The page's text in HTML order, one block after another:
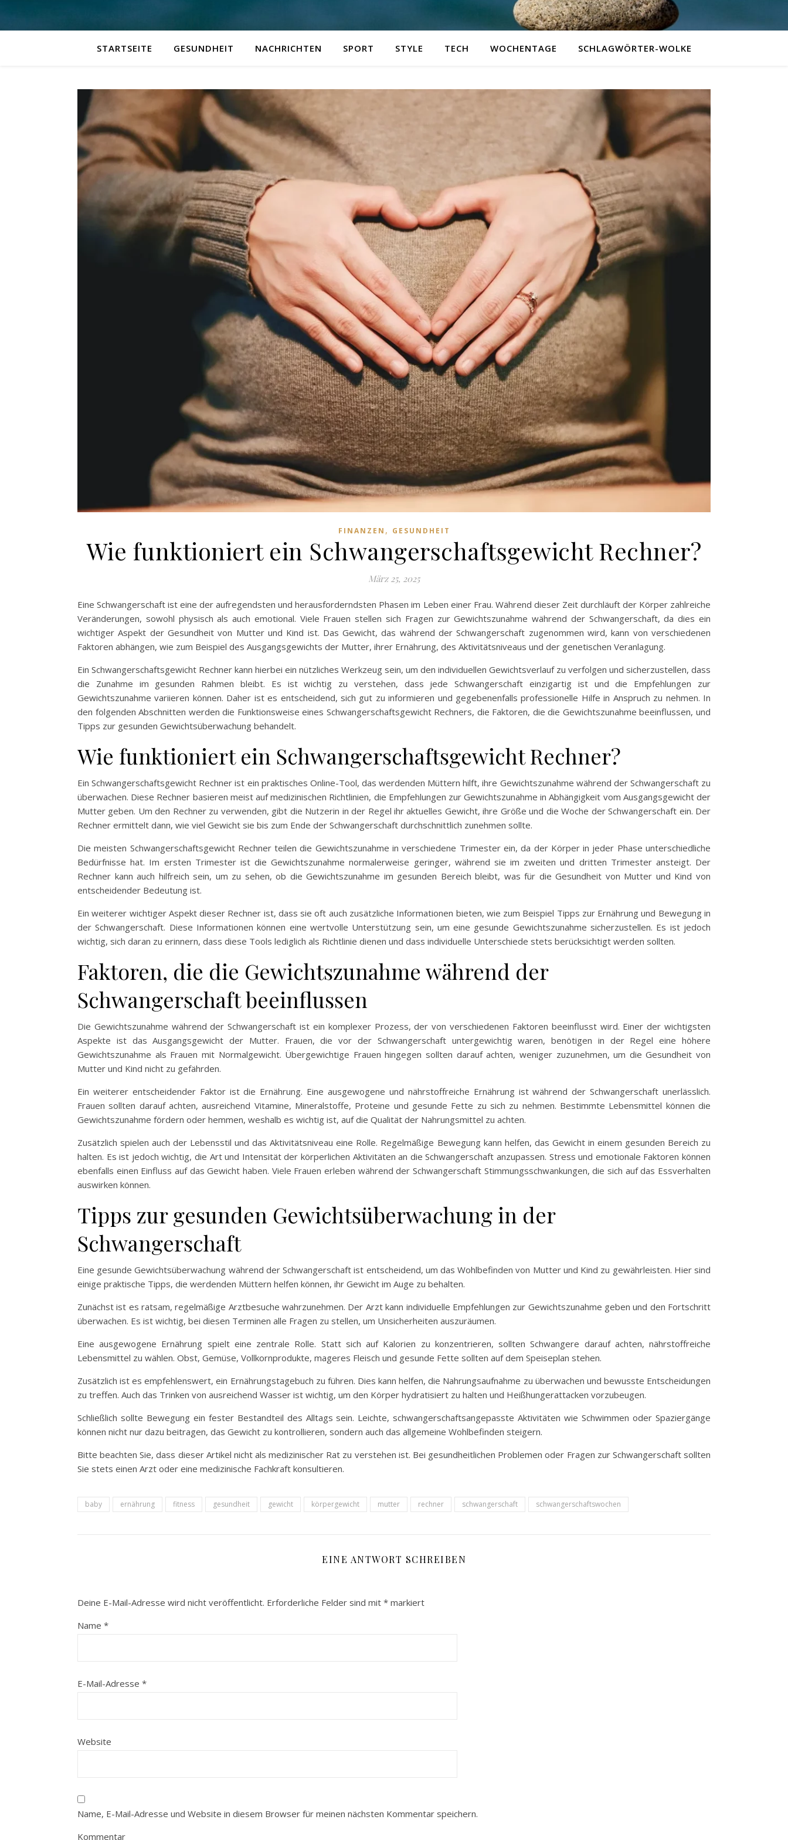
STARTSEITE GESUNDHEIT NACHRICHTEN SPORT STYLE TECH WOCHENTAGE SCHLAGWÖRTER-WOLKE
FINANZEN , GESUNDHEIT
Wie funktioniert ein Schwangerschaftsgewicht Rechner?
März 25, 2025
Eine Schwangerschaft ist eine der aufregendsten und herausforderndsten Phasen im Leben einer Frau. Während dieser Zeit durchläuft der Körper zahlreiche
Veränderungen, sowohl physisch als auch emotional. Viele Frauen stellen sich Fragen zur Gewichtszunahme während der Schwangerschaft, da dies ein
wichtiger Aspekt der Gesundheit von Mutter und Kind ist. Das Gewicht, das während der Schwangerschaft zugenommen wird, kann von verschiedenen
Faktoren abhängen, wie zum Beispiel des Ausgangsgewichts der Mutter, ihrer Ernährung, des Aktivitätsniveaus und der genetischen Veranlagung.
Ein Schwangerschaftsgewicht Rechner kann hierbei ein nützliches Werkzeug sein, um den individuellen Gewichtsverlauf zu verfolgen und sicherzustellen, dass
die Zunahme im gesunden Rahmen bleibt. Es ist wichtig zu verstehen, dass jede Schwangerschaft einzigartig ist und die Empfehlungen zur
Gewichtszunahme variieren können. Daher ist es entscheidend, sich gut zu informieren und gegebenenfalls professionelle Hilfe in Anspruch zu nehmen. In
den folgenden Abschnitten werden die Funktionsweise eines Schwangerschaftsgewicht Rechners, die Faktoren, die die Gewichtszunahme beeinflussen, und
Tipps zur gesunden Gewichtsüberwachung behandelt.
Wie funktioniert ein Schwangerschaftsgewicht Rechner?
Ein Schwangerschaftsgewicht Rechner ist ein praktisches Online-Tool, das werdenden Müttern hilft, ihre Gewichtszunahme während der Schwangerschaft zu
überwachen. Diese Rechner basieren meist auf medizinischen Richtlinien, die Empfehlungen zur Gewichtszunahme in Abhängigkeit vom Ausgangsgewicht der
Mutter geben. Um den Rechner zu verwenden, gibt die Nutzerin in der Regel ihr aktuelles Gewicht, ihre Größe und die Woche der Schwangerschaft ein. Der
Rechner ermittelt dann, wie viel Gewicht sie bis zum Ende der Schwangerschaft durchschnittlich zunehmen sollte.
Die meisten Schwangerschaftsgewicht Rechner teilen die Gewichtszunahme in verschiedene Trimester ein, da der Körper in jeder Phase unterschiedliche
Bedürfnisse hat. Im ersten Trimester ist die Gewichtszunahme normalerweise geringer, während sie im zweiten und dritten Trimester ansteigt. Der
Rechner kann auch hilfreich sein, um zu sehen, ob die Gewichtszunahme im gesunden Bereich bleibt, was für die Gesundheit von Mutter und Kind von
entscheidender Bedeutung ist.
Ein weiterer wichtiger Aspekt dieser Rechner ist, dass sie oft auch zusätzliche Informationen bieten, wie zum Beispiel Tipps zur Ernährung und Bewegung in
der Schwangerschaft. Diese Informationen können eine wertvolle Unterstützung sein, um eine gesunde Gewichtszunahme sicherzustellen. Es ist jedoch
wichtig, sich daran zu erinnern, dass diese Tools lediglich als Richtlinie dienen und dass individuelle Unterschiede stets berücksichtigt werden sollten.
Faktoren, die die Gewichtszunahme während der
Schwangerschaft beeinflussen
Die Gewichtszunahme während der Schwangerschaft ist ein komplexer Prozess, der von verschiedenen Faktoren beeinflusst wird. Einer der wichtigsten
Aspekte ist das Ausgangsgewicht der Mutter. Frauen, die vor der Schwangerschaft untergewichtig waren, benötigen in der Regel eine höhere
Gewichtszunahme als Frauen mit Normalgewicht. Übergewichtige Frauen hingegen sollten darauf achten, weniger zuzunehmen, um die Gesundheit von
Mutter und Kind nicht zu gefährden.
Ein weiterer entscheidender Faktor ist die Ernährung. Eine ausgewogene und nährstoffreiche Ernährung ist während der Schwangerschaft unerlässlich.
Frauen sollten darauf achten, ausreichend Vitamine, Mineralstoffe, Proteine und gesunde Fette zu sich zu nehmen. Bestimmte Lebensmittel können die
Gewichtszunahme fördern oder hemmen, weshalb es wichtig ist, auf die Qualität der Nahrungsmittel zu achten.
Zusätzlich spielen auch der Lebensstil und das Aktivitätsniveau eine Rolle. Regelmäßige Bewegung kann helfen, das Gewicht in einem gesunden Bereich zu
halten. Es ist jedoch wichtig, die Art und Intensität der körperlichen Aktivitäten an die Schwangerschaft anzupassen. Stress und emotionale Faktoren können
ebenfalls einen Einfluss auf das Gewicht haben. Viele Frauen erleben während der Schwangerschaft Stimmungsschwankungen, die sich auf das Essverhalten
auswirken können.
Tipps zur gesunden Gewichtsüberwachung in der
Schwangerschaft
Eine gesunde Gewichtsüberwachung während der Schwangerschaft ist entscheidend, um das Wohlbefinden von Mutter und Kind zu gewährleisten. Hier sind
einige praktische Tipps, die werdenden Müttern helfen können, ihr Gewicht im Auge zu behalten.
Zunächst ist es ratsam, regelmäßige Arztbesuche wahrzunehmen. Der Arzt kann individuelle Empfehlungen zur Gewichtszunahme geben und den Fortschritt
überwachen. Es ist wichtig, bei diesen Terminen alle Fragen zu stellen, um Unsicherheiten auszuräumen.
Eine ausgewogene Ernährung spielt eine zentrale Rolle. Statt sich auf Kalorien zu konzentrieren, sollten Schwangere darauf achten, nährstoffreiche
Lebensmittel zu wählen. Obst, Gemüse, Vollkornprodukte, mageres Fleisch und gesunde Fette sollten auf dem Speiseplan stehen.
Zusätzlich ist es empfehlenswert, ein Ernährungstagebuch zu führen. Dies kann helfen, die Nahrungsaufnahme zu überwachen und bewusste Entscheidungen
zu treffen. Auch das Trinken von ausreichend Wasser ist wichtig, um den Körper hydratisiert zu halten und Heißhungerattacken vorzubeugen.
Schließlich sollte Bewegung ein fester Bestandteil des Alltags sein. Leichte, schwangerschaftsangepasste Aktivitäten wie Schwimmen oder Spaziergänge
können nicht nur dazu beitragen, das Gewicht zu kontrollieren, sondern auch das allgemeine Wohlbefinden steigern.
Bitte beachten Sie, dass dieser Artikel nicht als medizinischer Rat zu verstehen ist. Bei gesundheitlichen Problemen oder Fragen zur Schwangerschaft sollten
Sie stets einen Arzt oder eine medizinische Fachkraft konsultieren.
baby ernährung fitness gesundheit gewicht körpergewicht mutter rechner schwangerschaft schwangerschaftswochen
EINE ANTWORT SCHREIBEN
Deine E-Mail-Adresse wird nicht veröffentlicht. Erforderliche Felder sind mit * markiert
Name *
E-Mail-Adresse *
Website
Name, E-Mail-Adresse und Website in diesem Browser für meinen nächsten Kommentar speichern.
Kommentar